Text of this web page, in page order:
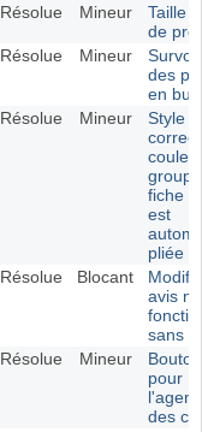
Résolue Mineur
Taille
de
Résolue Mineur
Survol
des
en
Résolue Mineur
Style
fiche
est
pliée
Résolue Blocant
avis ne
sans
Résolue Mineur
pour
des